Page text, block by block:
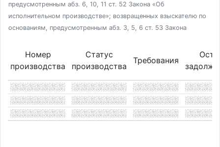
предусмотренным абз. 6, 10, 11 ст. 52 Закона «Об
исполнительном производстве»; возвращенных взыскателю по
основаниям, предусмотренным абз. 3, 5, 6 ст. 53 Закона
Номер
производства
Статус
производства
Требования